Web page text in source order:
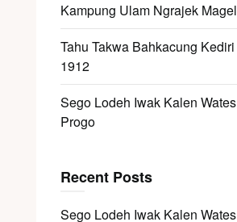
Kampung Ulam Ngrajek
Tahu Takwa Bahkacung
1912
Sego Lodeh Iwak Kalen
Progo
Recent Posts
Sego Lodeh Iwak Kalen